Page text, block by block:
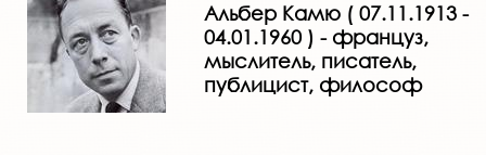
Альбер Камю ( 07.11.1913 -
04.01.1960 ) - француз,
мыслитель, писатель,
публицист, философ